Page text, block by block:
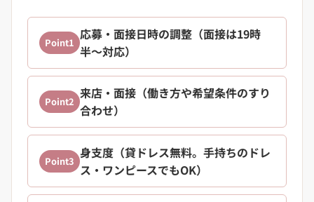
Point1
応募・面接日時の調整（面接は19時
半〜対応）
Point2
来店・面接（働き方や希望条件のすり
合わせ）
Point3
身支度（貸ドレス無料。手持ちのドレ
ス・ワンピースでもOK）